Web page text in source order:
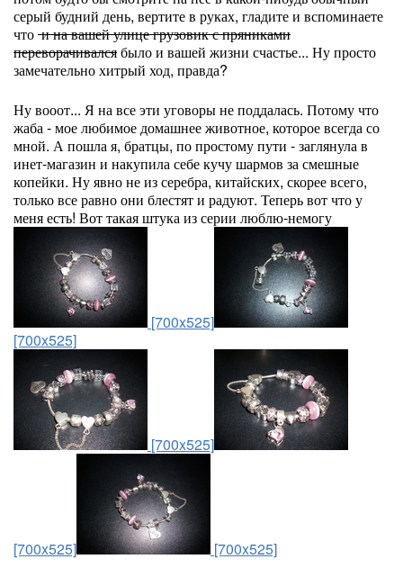
серый будний день, вертите в руках, гладите и вспоминаете
чтои на вашей улице грузовик с пряниками
переворачивалсябыло и вашей жизни счастье... Ну просто
замечательно хитрый ход, правда?
Ну вооот... Я на все эти уговоры не поддалась. Потому что
жаба - мое любимое домашнее животное, которое всегда со
мной. А пошла я, братцы, по простому пути - заглянула в
инет-магазин и накупила себе кучу шармов за смешные
копейки. Ну явно не из серебра, китайских, скорее всего,
только все равно они блестят и радуют. Теперь вот что у
меня есть! Вот такая штука из серии люблю-немогу
[700x525]
[700x525]
[700x525]
[700x525]
[700x525]